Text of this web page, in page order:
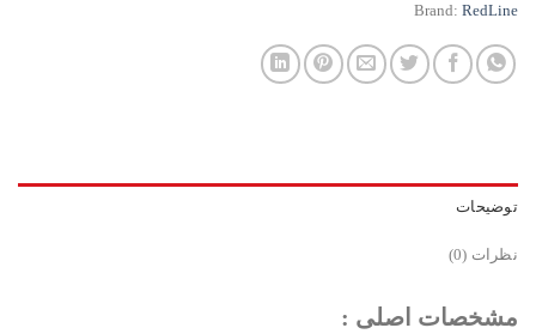
Brand: RedLine
توضیحات
نظرات (0)
مشخصات اصلی :